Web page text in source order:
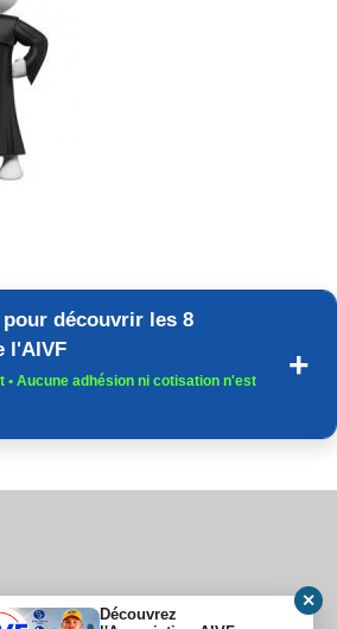
découvrir les 8
l'AIVF
• Aucune adhésion ni cotisation n'est
Découvrez
✕